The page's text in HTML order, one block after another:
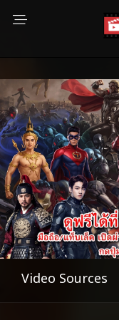
Video Sources